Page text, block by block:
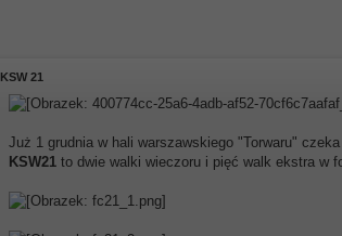
KSW 21
Już 1 grudnia w hali warszawskiego "Torwaru"
KSW21 to dwie walki wieczoru i pięć walk ekstra w